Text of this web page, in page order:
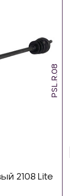
PSL.R.08
2108 Lite